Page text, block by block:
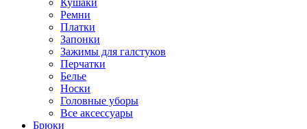
Ремни
Платки
Запонки
Зажимы для галстуков
Перчатки
Белье
Носки
Головные уборы
Все аксессуары
Брюки